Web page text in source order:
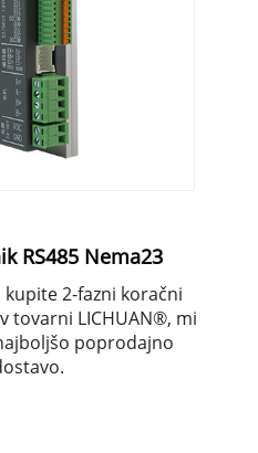
RS485 Nema23
2-fazni koračni
tovarni LICHUAN®, mi
poprodajno